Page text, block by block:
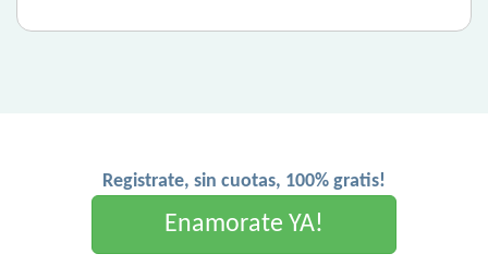
Registrate, sin cuotas, 100% gratis!
Enamorate YA!